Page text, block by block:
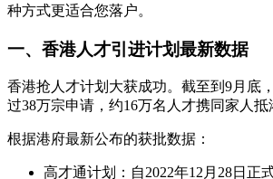
种方式更适合您落户。
一、香港人才引进计划最新数据
香港抢人才计划大获成功。截至到9月底
过38万宗申请，约16万名人才携同家人抵
根据港府最新公布的获批数据：
高才通计划：自2022年12月28日正